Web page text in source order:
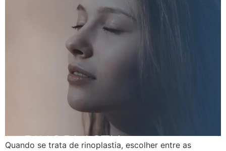
Quando se trata de rinoplastia, escolher entre as